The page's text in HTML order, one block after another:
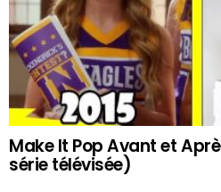
Make It Pop Avant et
série télévisée)